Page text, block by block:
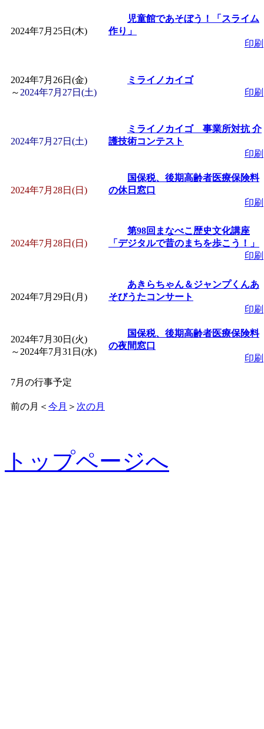
2024年7月25日(木)
児童館であそぼう！「スライム
作り」
印刷
2024年7月26日(金)
～ 2024年7月27日(土)
ミライノカイゴ
印刷
2024年7月27日(土)
ミライノカイゴ 事業所対抗 介
護技術コンテスト
印刷
2024年7月28日(日)
国保税、後期高齢者医療保険料
の休日窓口
印刷
2024年7月28日(日)
第98回まなべこ歴史文化講座
「デジタルで昔のまちを歩こう！」
印刷
2024年7月29日(月)
あきらちゃん＆ジャンプくんあ
そびうたコンサート
印刷
2024年7月30日(火)
～ 2024年7月31日(水)
国保税、後期高齢者医療保険料
の夜間窓口
印刷
7月の行事予定
前の月 ＜ 今月 ＞ 次の月
トップページへ